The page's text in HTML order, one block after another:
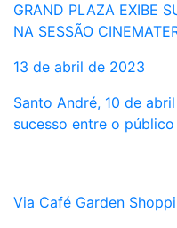
GRAND PLAZA EXIBE
NA SESSÃO
13 de abril de 2023
Santo André, 10 de
sucesso entre o
Via Café Garden